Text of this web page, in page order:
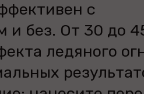
с
и без. От 30 до
ледяного